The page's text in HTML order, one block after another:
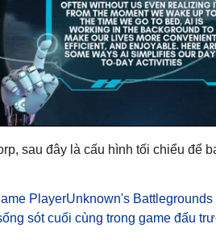
sau đây là cấu hình tối chiểu để
PlayerUnknown's Battlegrounds
sót cuối cùng trong game đấu